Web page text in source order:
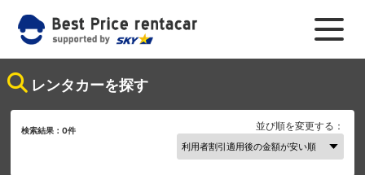
レンタカーを探す
検索結果：0件 並び順を変更する：